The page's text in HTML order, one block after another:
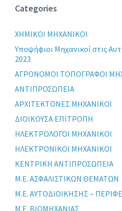
Categories
XHMIKOI MHXANIKOI
Yποψήφιοι Μηχανικοί στις
2023
ΑΓΡΟΝΟΜΟΙ ΤΟΠΟΓΡΑΦΟΙ
ΑΝΤΙΠΡΟΣΩΠΕΙΑ
ΑΡΧΙΤΕΚΤΟΝΕΣ ΜΗΧΑΝΙΚΟΙ
ΔΙΟΙΚΟΥΣΑ ΕΠΙΤΡΟΠΗ
ΗΛΕΚΤΡΟΛΟΓΟΙ ΜΗΧΑΝΙΚΟΙ
ΗΛΕΚΤΡΟΝΙΚΟΙ ΜΗΧΑΝΙΚΟΙ
ΚΕΝΤΡΙΚΗ ΑΝΤΙΠΡΟΣΩΠΕΙΑ
Μ.Ε. ΑΣΦΑΛΙΣΤΙΚΩΝ ΘΕΜΑΤΩΝ
Μ.Ε. ΑΥΤΟΔΙΟΙΚΗΣΗΣ –
Μ.Ε. ΒΙΟΜΗΧΑΝΙΑΣ